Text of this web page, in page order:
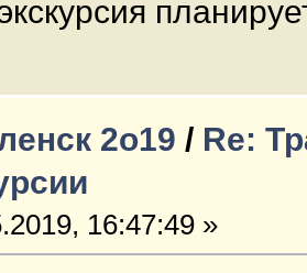
2о19 / Re:
16:47:49 »